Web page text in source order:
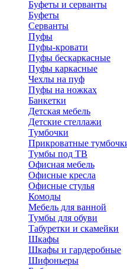
Буфеты и серванты
Буфеты
Серванты
Пуфы
Пуфы-кровати
Пуфы бескаркасные
Пуфы каркасные
Чехлы на пуф
Пуфы на ножках
Банкетки
Детская мебель
Детские стеллажи
Тумбочки
Прикроватные
Тумбы под ТВ
Офисная мебель
Офисные кресла
Офисные стулья
Комоды
Мебель для ванной
Тумбы для обуви
Табуретки и скамейки
Шкафы
Шкафы и гардеробные
Шифоньеры